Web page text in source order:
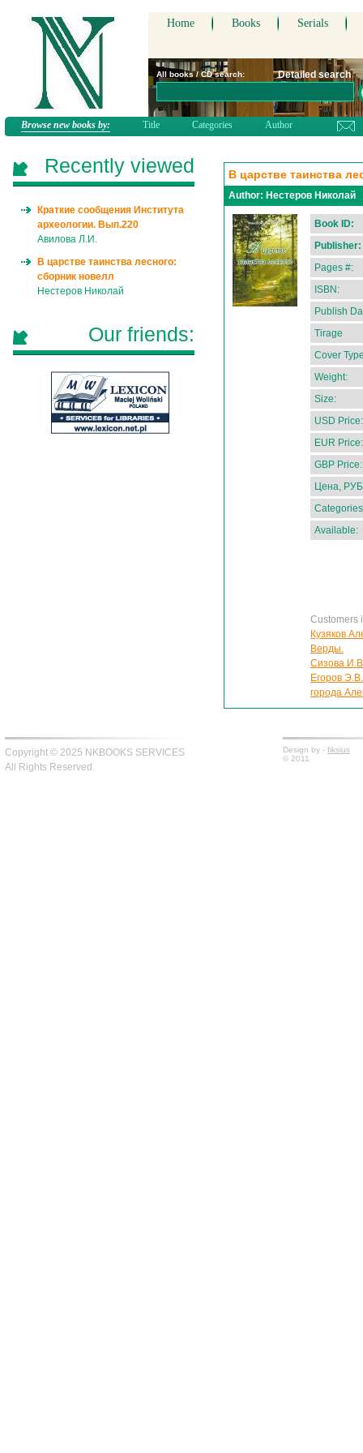
Home Books Serials
All books / CD search: Detailed search
Browse new books by: Title Categories Author
В царстве таинства
Author: Нестеров Николай
Book ID:
Publisher:
Pages #:
ISBN:
Publish
Tirage
Cover
Weight:
Size:
USD Price:
EUR Price:
GBP Price:
Цена,
Available:
Customers
Кузяков
Верды.
Сизова
Егоров
города
Recently viewed
Краткие сообщения Института
археологии. Вып.220
Авилова Л.И.
В царстве таинства лесного:
сборник новелл
Нестеров Николай
Our friends:
Copyright © 2025 NKBOOKS SERVICES
All Rights Reserved.
Design by - fiksius
© 2011